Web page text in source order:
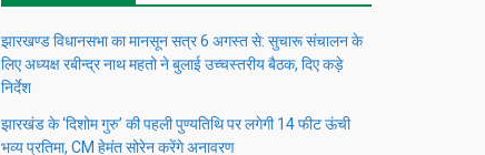
झारखण्ड विधानसभा का मानसून सत्र 6 अगस्त से: सुचारू संचालन के
लिए अध्यक्ष रबीन्द्र नाथ महतो ने बुलाई उच्चस्तरीय बैठक, दिए कड़े
निर्देश
झारखंड के ‘दिशोम गुरु’ की पहली पुण्यतिथि पर लगेगी 14 फीट ऊंची
भव्य प्रतिमा, CM हेमंत सोरेन करेंगे अनावरण